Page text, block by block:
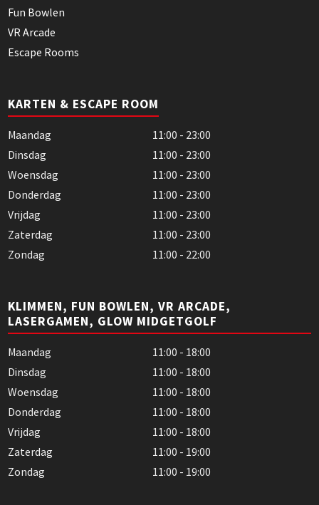
Fun Bowlen
VR Arcade
Escape Rooms
KARTEN & ESCAPE ROOM
Maandag
11:00 - 23:00
Dinsdag
11:00 - 23:00
Woensdag
11:00 - 23:00
Donderdag
11:00 - 23:00
Vrijdag
11:00 - 23:00
Zaterdag
11:00 - 23:00
Zondag
11:00 - 22:00
KLIMMEN, FUN BOWLEN, VR ARCADE,
LASERGAMEN, GLOW MIDGETGOLF
Maandag
11:00 - 18:00
Dinsdag
11:00 - 18:00
Woensdag
11:00 - 18:00
Donderdag
11:00 - 18:00
Vrijdag
11:00 - 18:00
Zaterdag
11:00 - 19:00
Zondag
11:00 - 19:00